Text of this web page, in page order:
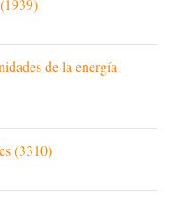
de la energía
(3310)